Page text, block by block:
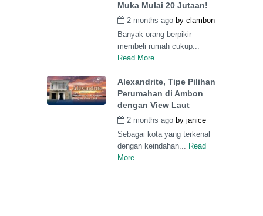
Muka Mulai 20 Jutaan!
2 months ago by clambon
Banyak orang berpikir
membeli rumah cukup...
Read More
Alexandrite, Tipe Pilihan
Perumahan di Ambon
dengan View Laut
2 months ago by janice
Sebagai kota yang terkenal
dengan keindahan... Read
More